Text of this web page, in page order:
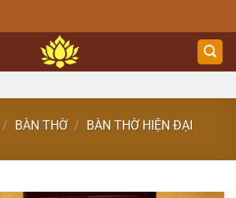
/ BÀN THỜ / BÀN THỜ HIỆN ĐẠI